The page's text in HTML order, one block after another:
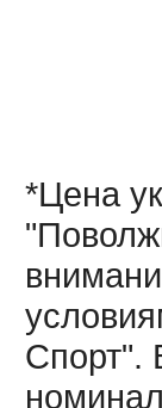
*Цена
Спорт".